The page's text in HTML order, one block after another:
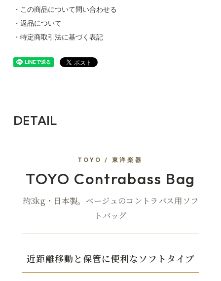
・この商品について問い合わせる
・返品について
・特定商取引法に基づく表記
DETAIL
TOYO / 東洋楽器
TOYO Contrabass Bag
約3kg・日本製。ベージュのコントラバス用ソフ
トバッグ
近距離移動と保管に便利なソフトタイプ